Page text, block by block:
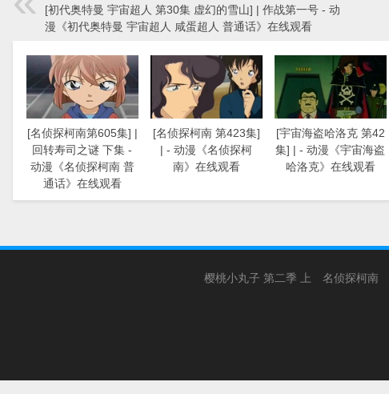
[初代奥特曼 宇宙超人 第30集 虚幻的雪山] | 作战第一号 - 动
漫《初代奥特曼 宇宙超人 咸蛋超人 普通话》在线观看
[名侦探柯南第605集] |
回转寿司之谜 下集 -
动漫《名侦探柯南 普
通话》在线观看
[名侦探柯南 第423集]
| - 动漫《名侦探柯
南》在线观看
[宇宙海盗哈洛克 第42
集] | - 动漫《宇宙海盗
哈洛克》在线观看
樱桃小丸子 第二季 上 名侦探柯南